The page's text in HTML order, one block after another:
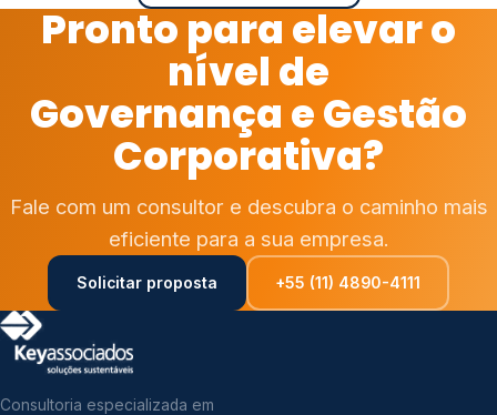
Pronto para elevar o
nível de
Governança e Gestão
Corporativa?
Fale com um consultor e descubra o caminho mais
eficiente para a sua empresa.
Solicitar proposta +55 (11) 4890-4111
Consultoria especializada em